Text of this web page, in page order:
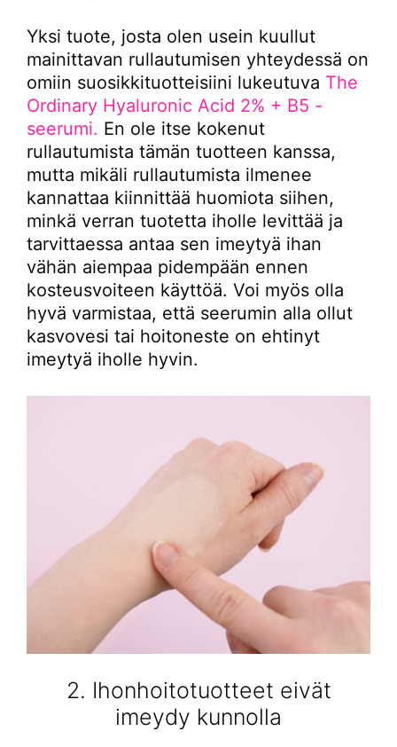
Yksi tuote, josta olen usein kuullut
mainittavan rullautumisen yhteydessä on
omiin suosikkituotteisiini lukeutuva The
Ordinary Hyaluronic Acid 2% + B5 -
seerumi. En ole itse kokenut
rullautumista tämän tuotteen kanssa,
mutta mikäli rullautumista ilmenee
kannattaa kiinnittää huomiota siihen,
minkä verran tuotetta iholle levittää ja
tarvittaessa antaa sen imeytyä ihan
vähän aiempaa pidempään ennen
kosteusvoiteen käyttöä. Voi myös olla
hyvä varmistaa, että seerumin alla ollut
kasvovesi tai hoitoneste on ehtinyt
imeytyä iholle hyvin.
2. Ihonhoitotuotteet eivät
imeydy kunnolla